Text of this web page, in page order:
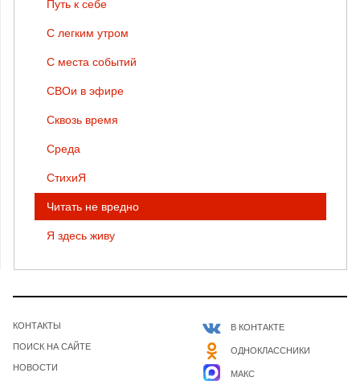
Путь к себе
С легким утром
С места событий
СВОи в эфире
Сквозь время
Среда
СтихиЯ
Читать не вредно
Я здесь живу
КОНТАКТЫ
ПОИСК НА САЙТЕ
НОВОСТИ
В КОНТАКТЕ
ОДНОКЛАССНИКИ
МАКС